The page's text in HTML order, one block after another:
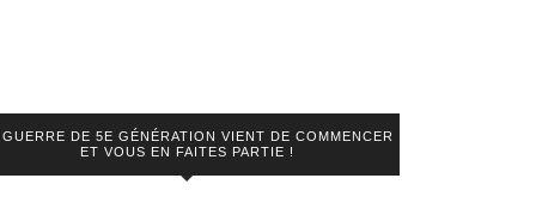
GUERRE DE 5E GÉNÉRATION VIENT DE COMMENCER
ET VOUS EN FAITES PARTIE !